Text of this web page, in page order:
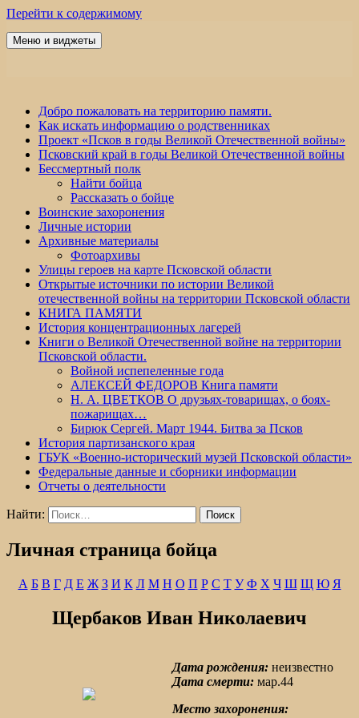
Перейти к содержимому
Победа 60
Меню и виджеты
Добро пожаловать на территорию памяти.
Как искать информацию о родственниках
Проект «Псков в годы Великой Отечественной войны»
Псковский край в годы Великой Отечественной войны
Бессмертный полк
Найти бойца
Рассказать о бойце
Воинские захоронения
Личные истории
Архивные материалы
Фотоархивы
Улицы героев на карте Псковской области
Открытые источники по истории Великой
отечественной войны на территории Псковской области
КНИГА ПАМЯТИ
История концентрационных лагерей
Книги о Великой Отечественной войне на территории
Псковской области.
Войной испепеленные года
АЛЕКСЕЙ ФЕДОРОВ Книга памяти
Н. А. ЦВЕТКОВ О друзьях-товарищах, о боях-
пожарищах…
Бирюк Сергей. Март 1944. Битва за Псков
История партизанского края
ГБУК «Военно-исторический музей Псковской области»
Федеральные данные и сборники информации
Отчеты о деятельности
Найти:
Личная страница бойца
А Б В Г Д Е Ж З И К Л М Н О П Р С Т У Ф Х Ч Ш Щ Ю Я
Щербаков Иван Николаевич
Дата рождения: неизвестно
Дата смерти: мар.44
Место захоронения: